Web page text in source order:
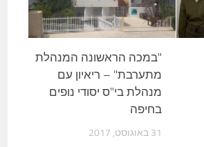
"במכה הראשונה המנהלת
מתערבת" – ריאיון עם
מנהלת בי"ס יסודי נופים
בחיפה
31 באוגוסט, 2017